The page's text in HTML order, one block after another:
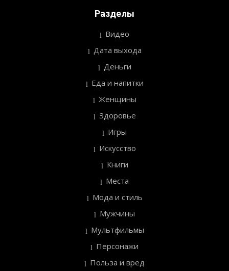
Разделы
Видео
Дата выхода
Деньги
Еда и напитки
Женщины
Здоровье
Игры
Искусство
Книги
Места
Мода и стиль
Мужчины
Мультфильмы
Персонажи
Польза и вред